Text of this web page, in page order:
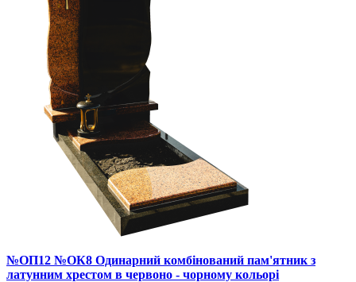
№ОП12 №ОК8 Одинарний комбінований пам'ятник з
латунним хрестом в червоно - чорному кольорі